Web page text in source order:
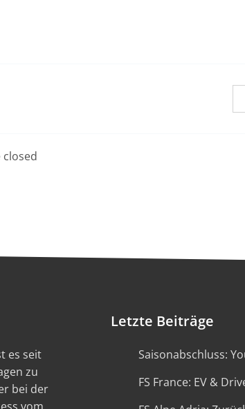
es seit
zu
bei der
Letzte Beiträge
Saisonabschluss:
FS France: EV &